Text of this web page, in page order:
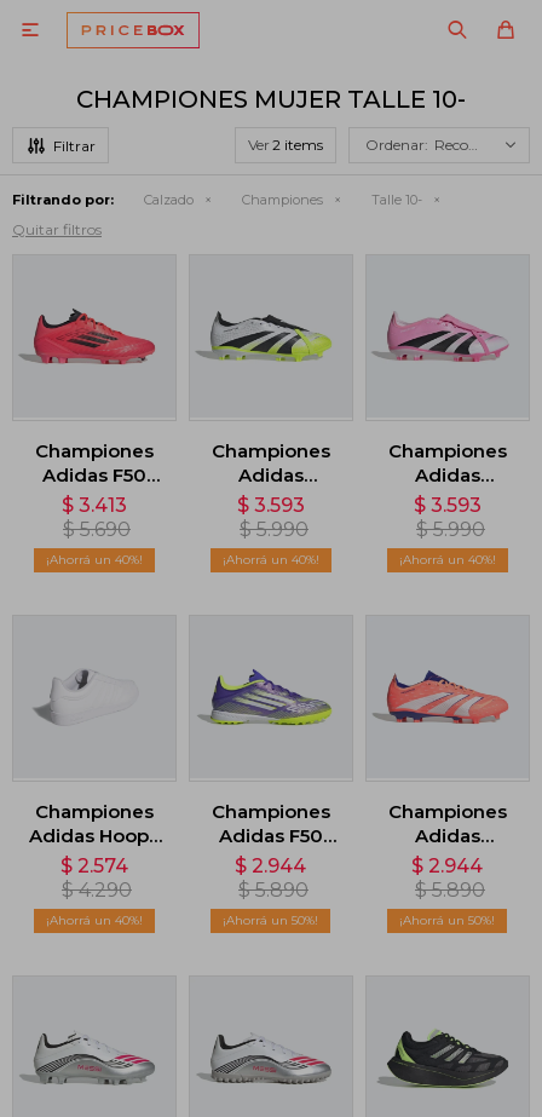

CHAMPIONES MUJER TALLE 10-
Ver Recomendados
Filtrando por: Calzado Championes Talle 10-
Quitar filtros
Championes
Adidas F50
League -
Rosado
$ 3.413
$ 5.690
40
Championes
Adidas
Predator
League
Lengüeta
Plegable -
$ 3.593
$ 5.990
40
Championes
Adidas
Predator
League
Lengüeta
Plegable -
$ 3.593
$ 5.990
40
Championes
Adidas Hoops
4.0 - Blanco
$ 2.574
$ 4.290
40
Championes
Adidas F50
League Turf
Cleats - Violeta
$ 2.944
$ 5.890
50
Championes
Adidas
Predator
Terreno
Firme/
- Naranja
$ 2.944
$ 5.890
50